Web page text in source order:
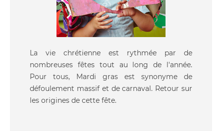
La vie chrétienne est rythmée par de
nombreuses fêtes tout au long de l'année.
Pour tous, Mardi gras est synonyme de
défoulement massif et de carnaval. Retour sur
les origines de cette fête.